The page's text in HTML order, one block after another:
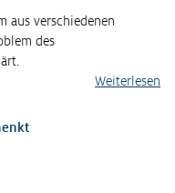
aus verschiedenen
des
Weiterlesen